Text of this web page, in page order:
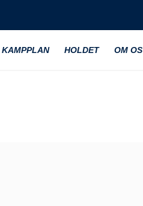
KAMPPLAN HOLDET OM OS